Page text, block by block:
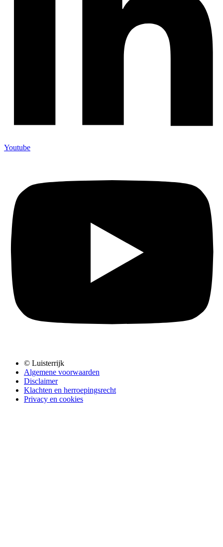
Youtube
© Luisterrijk
Algemene voorwaarden
Disclaimer
Klachten en herroepingsrecht
Privacy en cookies